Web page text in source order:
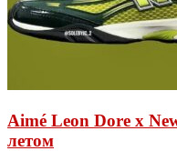
Aimé Leon Dore x
летом